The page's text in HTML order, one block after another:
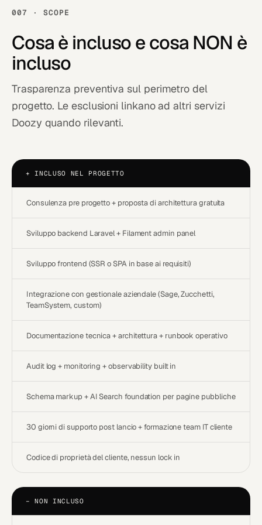
007 · SCOPE
Cosa è inclusoe cosa NON è
incluso
Trasparenza preventiva sul perimetro del
progetto. Le esclusioni linkano ad altri servizi
Doozy quando rilevanti.
+ INCLUSO NEL PROGETTO
− NON INCLUSO
Consulenza pre progetto + proposta di architettura gratuita
Sviluppo backend Laravel + Filament admin panel
Sviluppo frontend (SSR o SPA in base ai requisiti)
Integrazione con gestionale aziendale (Sage, Zucchetti,
TeamSystem, custom)
Documentazione tecnica + architettura + runbook operativo
Audit log + monitoring + observability built in
Schema markup + AI Search foundation per pagine pubbliche
30 giorni di supporto post lancio + formazione team IT cliente
Codice di proprietà del cliente, nessun lock in